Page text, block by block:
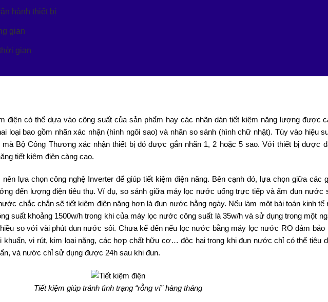
hành thiết bị
gian
gian
điện có thể dựa vào công suất của sản phẩm hay các nhãn dán tiết kiệm năng lượng được
loại bao gồm nhãn xác nhận (hình ngôi sao) và nhãn so sánh (hình chữ nhật). Tùy vào hiệu
mà Bộ Công Thương xác nhận thiết bị đó được gắn nhãn 1, 2 hoặc 5 sao. Với thiết bị được
tiết kiệm điện càng cao.
lựa chọn công nghệ Inverter để giúp tiết kiệm điện năng. Bên cạnh đó, lựa chọn giữa các
đến lượng điện tiêu thụ. Ví dụ, so sánh giữa máy lọc nước uống trực tiếp và ấm đun nước
chắc chắn sẽ tiết kiệm điện năng hơn là đun nước hằng ngày. Nếu làm một bài toán kinh tế
suất khoảng 1500w/h trong khi của máy lọc nước công suất là 35w/h và sử dụng trong một
so với vài phút đun nước sôi. Chưa kể đến nếu lọc nước bằng máy lọc nước RO đảm bảo
khuẩn, vi rút, kim loại nặng, các hợp chất hữu cơ… độc hại trong khi đun nước chỉ có thể tiêu
và nước chỉ sử dụng được 24h sau khi đun.
Tiết kiệm giúp tránh tình trạng “rỗng ví” hàng tháng